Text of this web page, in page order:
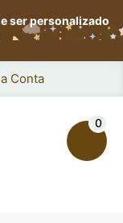
ser personalizado
Conta
0